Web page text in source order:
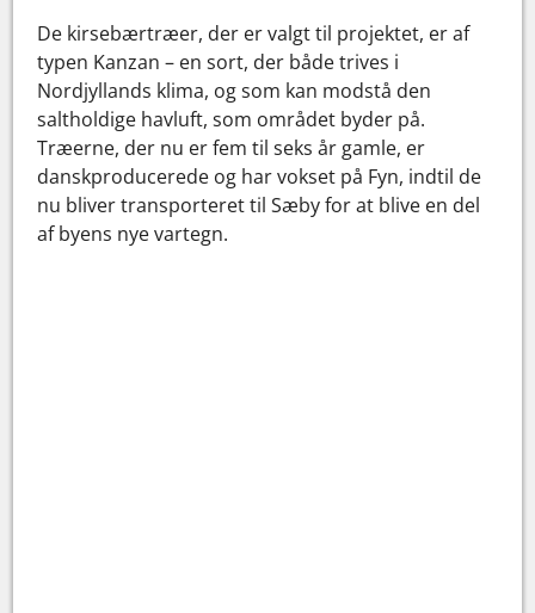
De kirsebærtræer, der er valgt til projektet, er af
typen Kanzan – en sort, der både trives i
Nordjyllands klima, og som kan modstå den
saltholdige havluft, som området byder på.
Træerne, der nu er fem til seks år gamle, er
danskproducerede og har vokset på Fyn, indtil de
nu bliver transporteret til Sæby for at blive en del
af byens nye vartegn.